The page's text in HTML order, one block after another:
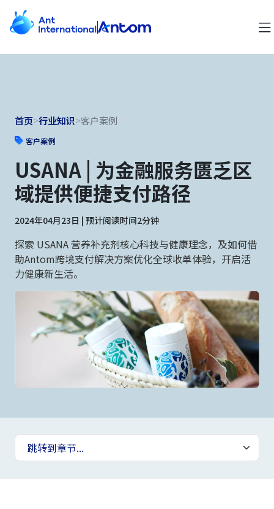
首页>行业知识>客户案例
客户案例
USANA | 为金融服务匮乏区
域提供便捷支付路径
2024年04月23日 | 预计阅读时间2分钟
探索 USANA 营养补充剂核心科技与健康理念，及如何借
助Antom跨境支付解决方案优化全球收单体验，开启活
力健康新生活。